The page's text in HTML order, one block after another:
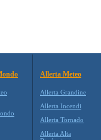
Allerta Meteo
Allerta Grandine
Allerta Incendi
Allerta Tornado
Allerta Alta